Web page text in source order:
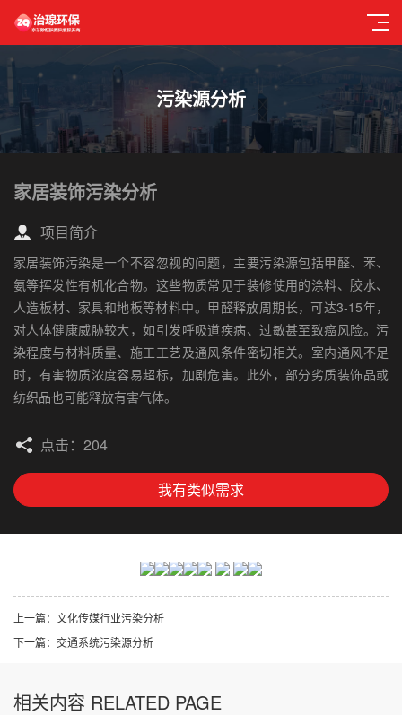
污染源分析
家居装饰污染分析
项目简介
家居装饰污染是一个不容忽视的问题，主要污染源包括甲醛、苯、
氨等挥发性有机化合物。这些物质常见于装修使用的涂料、胶水、
人造板材、家具和地板等材料中。甲醛释放周期长，可达3-15年，
对人体健康威胁较大，如引发呼吸道疾病、过敏甚至致癌风险。污
染程度与材料质量、施工工艺及通风条件密切相关。室内通风不足
时，有害物质浓度容易超标，加剧危害。此外，部分劣质装饰品或
纺织品也可能释放有害气体。
点击：204
我有类似需求
上一篇： 文化传媒行业污染分析
下一篇： 交通系统污染源分析
相关内容 RELATED PAGE